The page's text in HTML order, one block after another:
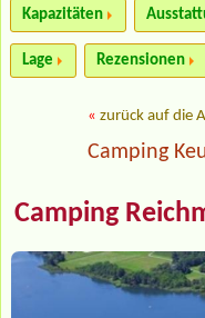
Kapazitäten
Lage Rezensionen
« zurück auf die
Camping
Camping